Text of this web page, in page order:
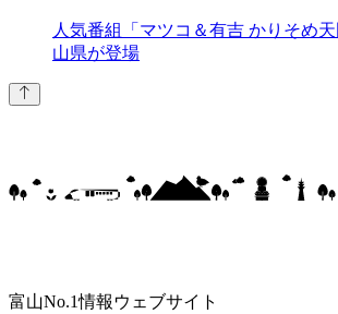
人気番組「マツコ＆有吉 かりそめ
山県が登場
富山No.1情報ウェブサイト